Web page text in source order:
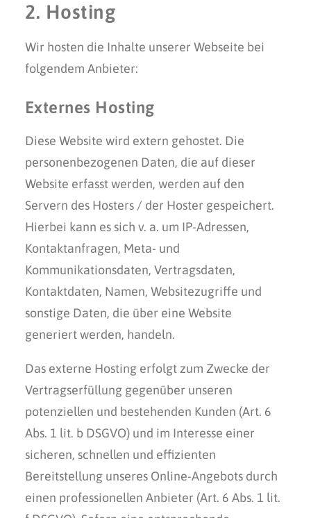
2. Hosting
Wir hosten die Inhalte unserer Webseite bei
folgendem Anbieter:
Externes Hosting
Diese Website wird extern gehostet. Die
personenbezogenen Daten, die auf dieser
Website erfasst werden, werden auf den
Servern des Hosters / der Hoster gespeichert.
Hierbei kann es sich v. a. um IP-Adressen,
Kontaktanfragen, Meta- und
Kommunikationsdaten, Vertragsdaten,
Kontaktdaten, Namen, Websitezugriffe und
sonstige Daten, die über eine Website
generiert werden, handeln.
Das externe Hosting erfolgt zum Zwecke der
Vertragserfüllung gegenüber unseren
potenziellen und bestehenden Kunden (Art. 6
Abs. 1 lit. b DSGVO) und im Interesse einer
sicheren, schnellen und effizienten
Bereitstellung unseres Online-Angebots durch
einen professionellen Anbieter (Art. 6 Abs. 1 lit.